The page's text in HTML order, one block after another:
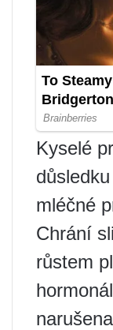
Kyselé
mléčné
Chrání
růstem